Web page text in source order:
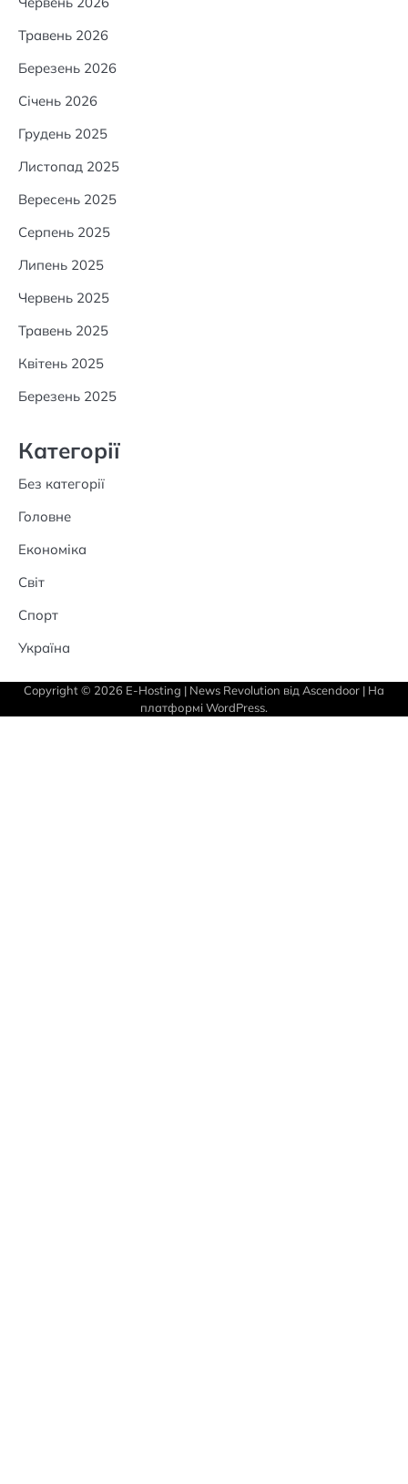
Травень 2026
Березень 2026
Січень 2026
Грудень 2025
Листопад 2025
Вересень 2025
Серпень 2025
Липень 2025
Червень 2025
Травень 2025
Квітень 2025
Березень 2025
Категорії
Без категорії
Головне
Економіка
Світ
Спорт
Україна
Copyright © 2026 E-Hosting | News Revolution від Ascendoor | На
платформіWordPress.